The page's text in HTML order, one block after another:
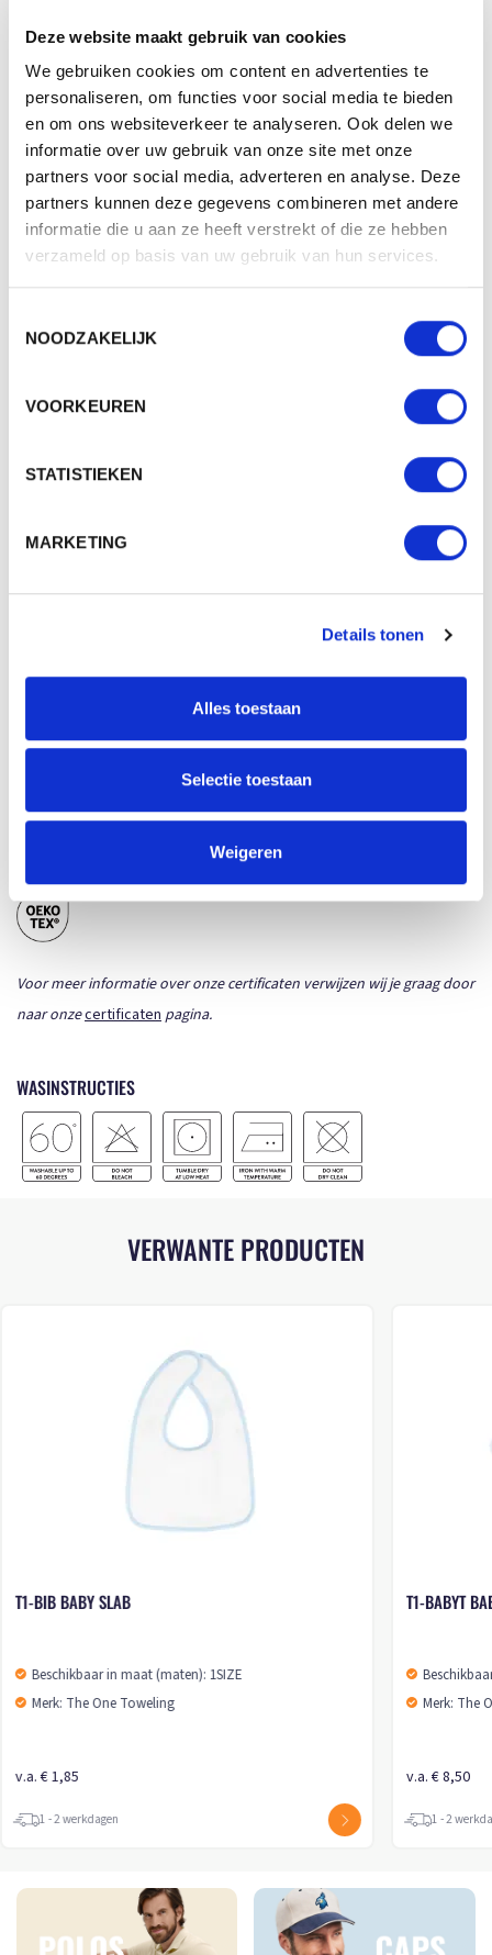
Deze website maakt gebruik van cookies
We gebruiken cookies om content en advertenties te
personaliseren, om functies voor social media te bieden
en om ons websiteverkeer te analyseren. Ook delen we
informatie over uw gebruik van onze site met onze
partners voor social media, adverteren en analyse. Deze
partners kunnen deze gegevens combineren met andere
informatie die u aan ze heeft verstrekt of die ze hebben
verzameld op basis van uw gebruik van hun services.
NOODZAKELIJK
VOORKEUREN
STATISTIEKEN
MARKETING
Details tonen
Alles toestaan
Selectie toestaan
Weigeren
Merk
The One Toweling
Categorie
Baby & kind
Artikelcode
T1-BKIDS
Grammage (gr/m²)
340
Gewicht
797 gr
Materiaal
100% cotton
Aantal in binnenverpaking
1
Mogelijke bewerkingen
BESCHIKBARE KLEUREN
Origineel (PDF)
Voor meer informatie over onze certificaten verwijzen wij je graag door
naar onzecertificatenpagina.
WASINSTRUCTIES
VERWANTE PRODUCTEN
T1-BIB BABY SLAB
Beschikbaar in maat (maten): 1SIZE
Merk: The One Toweling
v.a. € 1,85
1 - 2 werkdagen
T1-BABYT
Merk: The
v.a. € 8,50
1 - 2